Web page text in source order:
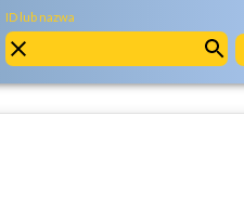
ID lub nazwa